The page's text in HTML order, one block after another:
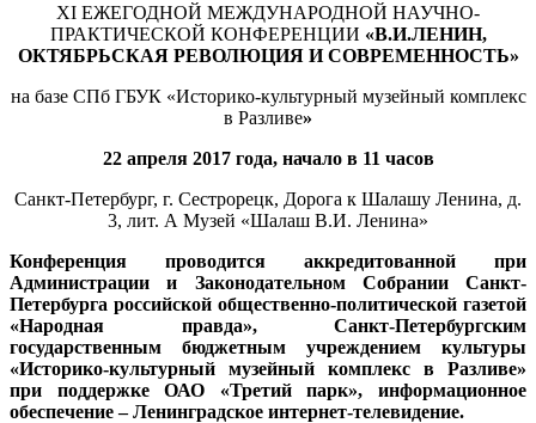
ХI ЕЖЕГОДНОЙ МЕЖДУНАРОДНОЙ НАУЧНО-
ПРАКТИЧЕСКОЙ КОНФЕРЕНЦИИ «В.И.ЛЕНИН,
ОКТЯБРЬСКАЯ РЕВОЛЮЦИЯ И СОВРЕМЕННОСТЬ»
на базе СПб ГБУК «Историко-культурный музейный комплекс
в Разливе»
22 апреля 2017года, начало в 11 часов
Санкт-Петербург, г. Сестрорецк, Дорога к Шалашу Ленина, д.
3, лит. А Музей «Шалаш В.И. Ленина»
Конференция проводится аккредитованной при
Администрации и Законодательном Собрании Санкт-
Петербурга российской общественно-политической газетой
«Народная правда», Санкт-Петербургским
государственным бюджетным учреждением культуры
«Историко-культурный музейный комплекс в Разливе»
при поддержке ОАО «Третий парк», информационное
обеспечение – Ленинградское интернет-телевидение.